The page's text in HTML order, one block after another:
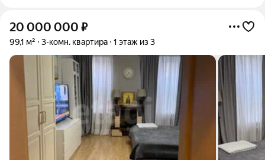
20 000 000 ₽
99,1 м² 3-комн. квартира 1 этаж из 3